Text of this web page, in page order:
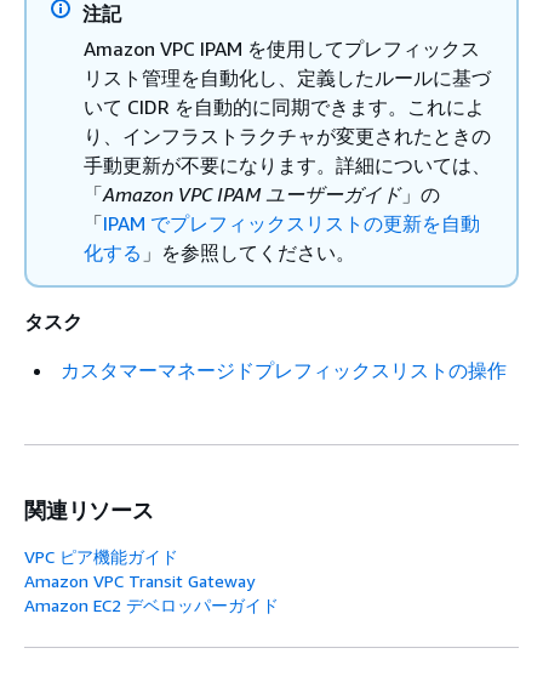
注記
Amazon VPC IPAM を使用してプレフィックス
リスト管理を自動化し、定義したルールに基づ
いて CIDR を自動的に同期できます。これによ
り、インフラストラクチャが変更されたときの
手動更新が不要になります。詳細については、
「Amazon VPC IPAM ユーザーガイド」の
「IPAM でプレフィックスリストの更新を自動
化する 」を参照してください。
タスク
カスタマーマネージドプレフィックスリストの操作
関連リソース
VPC ピア機能ガイド
Amazon VPC Transit Gateway
Amazon EC2 デベロッパーガイド